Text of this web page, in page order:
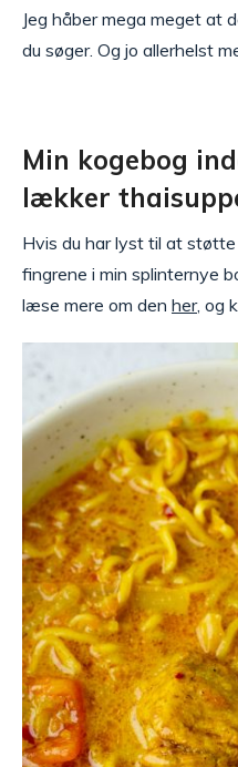
Jeg håber mega meget at
du søger. Og jo allerhelst
Min kogebog
lækker
Hvis du har lyst til at
fingrene i min splinternye
læse mere om den her, og